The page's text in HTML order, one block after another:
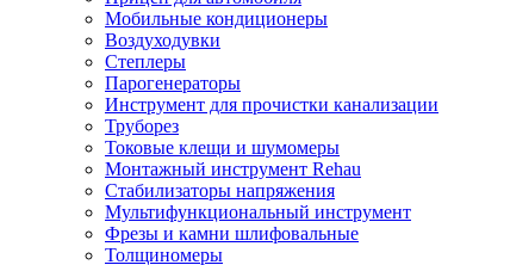
Мобильные кондиционеры
Воздуходувки
Степлеры
Парогенераторы
Инструмент для прочистки канализации
Труборез
Токовые клещи и шумомеры
Монтажный инструмент Rehau
Стабилизаторы напряжения
Мультифункциональный инструмент
Фрезы и камни шлифовальные
Толщиномеры